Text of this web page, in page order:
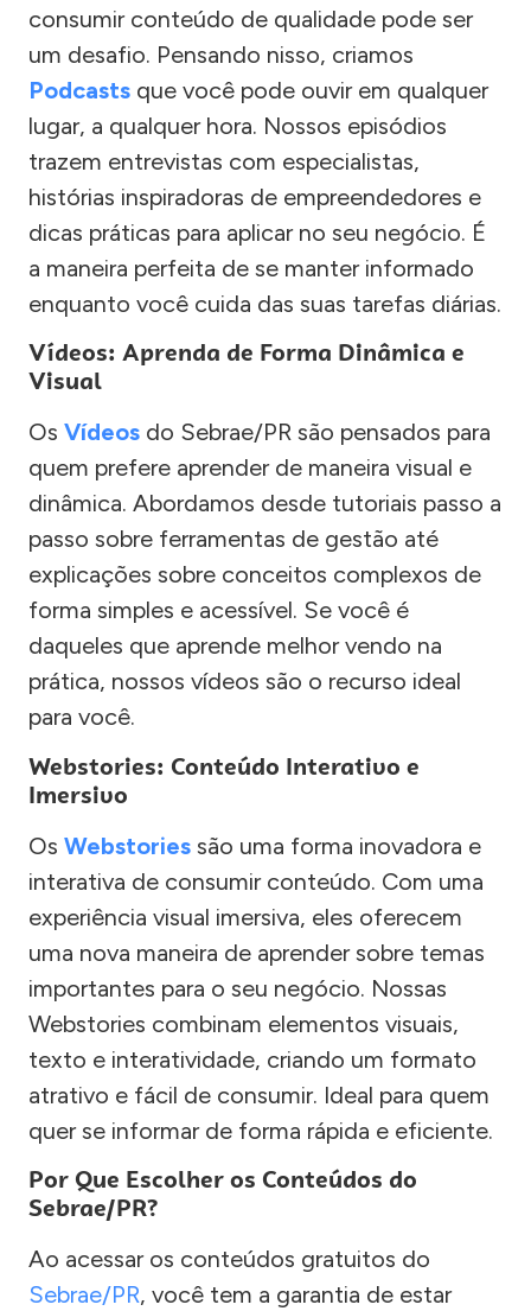
consumir conteúdo de qualidade pode ser
um desafio. Pensando nisso, criamos
Podcasts que você pode ouvir em qualquer
lugar, a qualquer hora. Nossos episódios
trazem entrevistas com especialistas,
histórias inspiradoras de empreendedores e
dicas práticas para aplicar no seu negócio. É
a maneira perfeita de se manter informado
enquanto você cuida das suas tarefas diárias.
Vídeos: Aprenda de Forma Dinâmica e
Visual
Os Vídeos do Sebrae/PR são pensados para
quem prefere aprender de maneira visual e
dinâmica. Abordamos desde tutoriais passo a
passo sobre ferramentas de gestão até
explicações sobre conceitos complexos de
forma simples e acessível. Se você é
daqueles que aprende melhor vendo na
prática, nossos vídeos são o recurso ideal
para você.
Webstories: Conteúdo Interativo e
Imersivo
Os Webstories são uma forma inovadora e
interativa de consumir conteúdo. Com uma
experiência visual imersiva, eles oferecem
uma nova maneira de aprender sobre temas
importantes para o seu negócio. Nossas
Webstories combinam elementos visuais,
texto e interatividade, criando um formato
atrativo e fácil de consumir. Ideal para quem
quer se informar de forma rápida e eficiente.
Por Que Escolher os Conteúdos do
Sebrae/PR?
Ao acessar os conteúdos gratuitos do
Sebrae/PR, você tem a garantia de estar